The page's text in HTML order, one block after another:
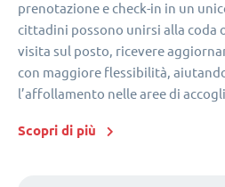
prenotazione e check-in in un
cittadini possono unirsi alla coda
visita sul posto, ricevere
con maggiore flessibilità,
l’affollamento nelle aree di
Scopri di più